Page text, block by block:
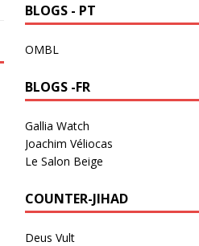
BLOGS - PT
OMBL
BLOGS -FR
Gallia Watch
Joachim Véliocas
Le Salon Beige
COUNTER-JIHAD
Deus Vult